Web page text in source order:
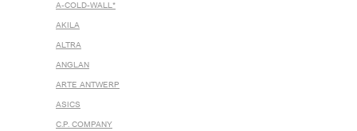
A-COLD-WALL*
AKILA
ALTRA
ANGLAN
ARTE ANTWERP
ASICS
C.P. COMPANY